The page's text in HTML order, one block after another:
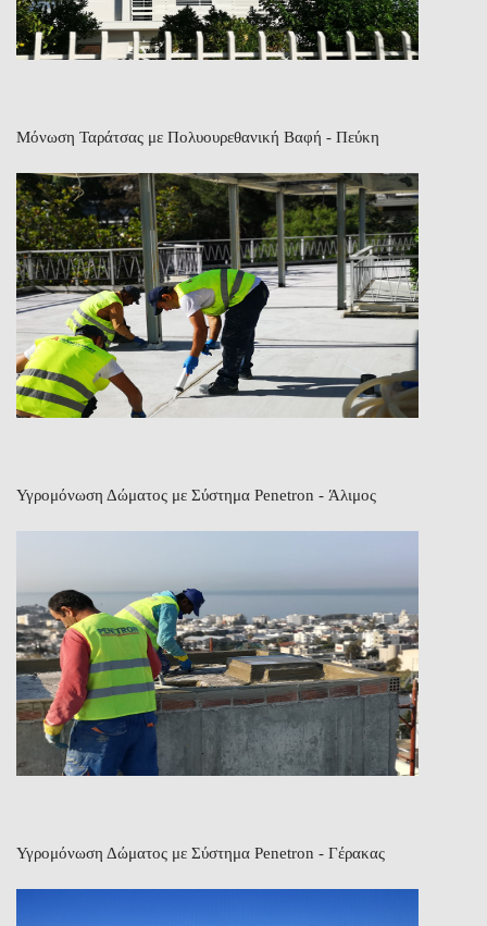
Μόνωση Ταράτσας με Πολυουρεθανική Βαφή - Πεύκη
Υγρομόνωση Δώματος με Σύστημα Penetron - Άλιμος
Υγρομόνωση Δώματος με Σύστημα Penetron - Γέρακας